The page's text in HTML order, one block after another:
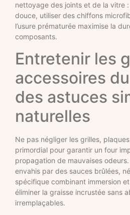
nettoyage des joints et de la vitre
douce, utiliser des chiffons
l’usure prématurée maximise la
composants.
Entretenir les
accessoires
des astuces
naturelles
Ne pas négliger les grilles,
primordial pour garantir un four
propagation de mauvaises
envahis par des sauces brûlées,
spécifique combinant immersion
éliminer la graisse incrustée sans
irremplaçables.